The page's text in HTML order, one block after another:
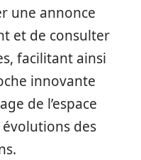
une annonce
et de consulter
facilitant ainsi
innovante
de l’espace
des